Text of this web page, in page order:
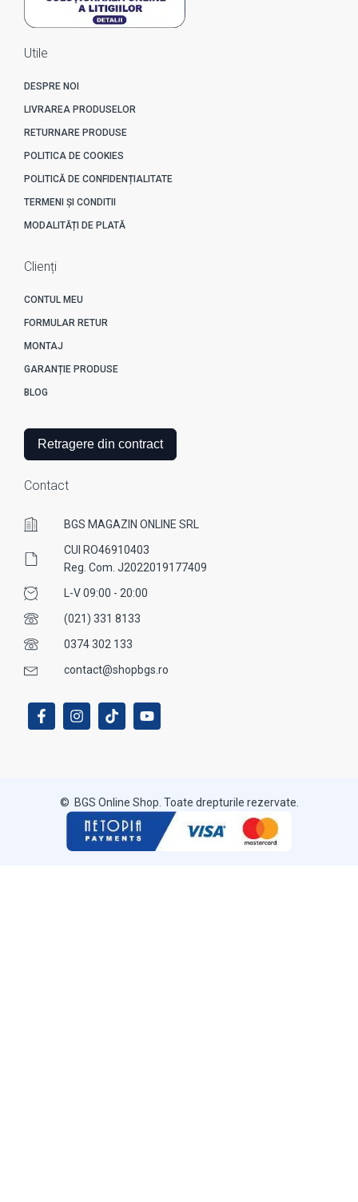
Utile
DESPRE NOI
LIVRAREA PRODUSELOR
RETURNARE PRODUSE
POLITICA DE COOKIES
POLITICĂ DE CONFIDENȚIALITATE
TERMENI ȘI CONDITII
MODALITĂȚI DE PLATĂ
Clienți
CONTUL MEU
FORMULAR RETUR
MONTAJ
GARANȚIE PRODUSE
BLOG
Retragere din contract
Contact
BGS MAGAZIN ONLINE SRL
CUI RO46910403
Reg. Com. J2022019177409
L-V 09:00 - 20:00
(021) 331 8133
0374 302 133
contact@shopbgs.ro
© BGS Online Shop. Toate drepturile rezervate.